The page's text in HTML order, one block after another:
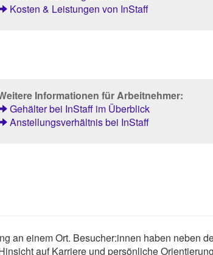
Kosten & Leistungen von InStaff
Informationen für Arbeitnehmer:
Gehälter bei InStaff im Überblick
Anstellungsverhältnis bei InStaff
an einem Ort. Besucher:innen haben neben
auf Karriere und persönliche